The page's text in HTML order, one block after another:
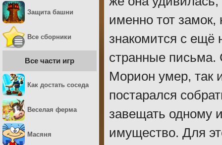
именно тот замок,
знакомится с ещё
странные письма.
Морион умер, так
постарался
завещать одному
имущество. Для
Защита башни
Все сборники
Все части игр
Как достать соседа
Веселая ферма
Масяня